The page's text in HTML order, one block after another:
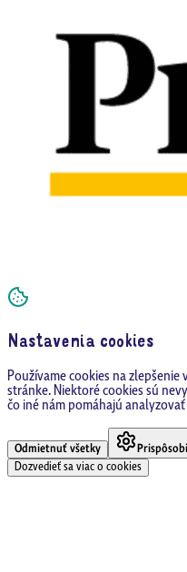
Nastavenia cookies
Používame cookies na zlepšenie
stránke. Niektoré cookies sú
čo iné nám pomáhajú
Odmietnuť všetky
Dozvedieť sa viac o cookies